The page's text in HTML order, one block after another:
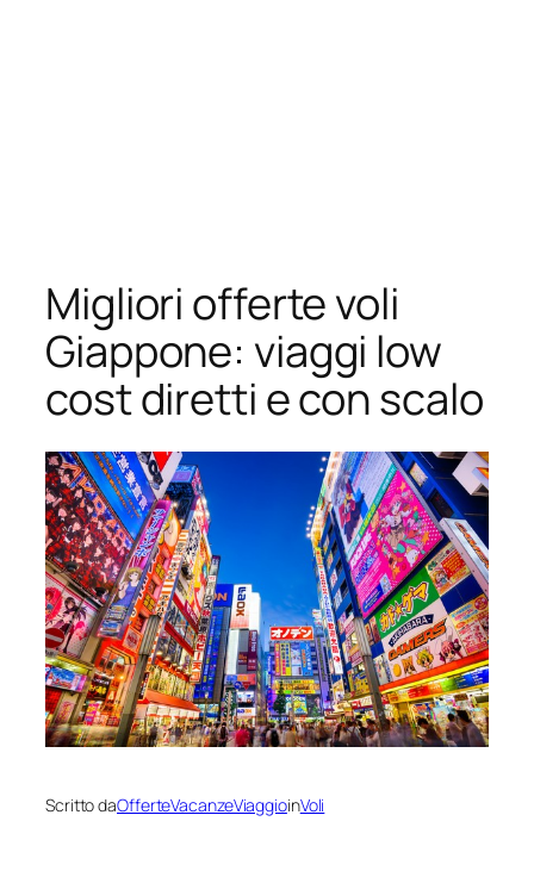
Migliori offerte voli
Giappone: viaggi low
cost diretti e con scalo
Scritto daOfferteVacanzeViaggioinVoli